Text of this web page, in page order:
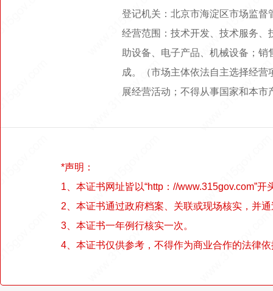
登记机关：北京市海淀区市场监督
经营范围：技术开发、技术服务
助设备、电子产品、机械设备；
成。（市场主体依法自主选择经
展经营活动；不得从事国家和本
*声明：
1、本证书网址皆以“http：//www.315gov.com”开
2、本证书通过政府档案、关联或现场核实，并
3、本证书一年例行核实一次。
4、本证书仅供参考，不得作为商业合作的法律